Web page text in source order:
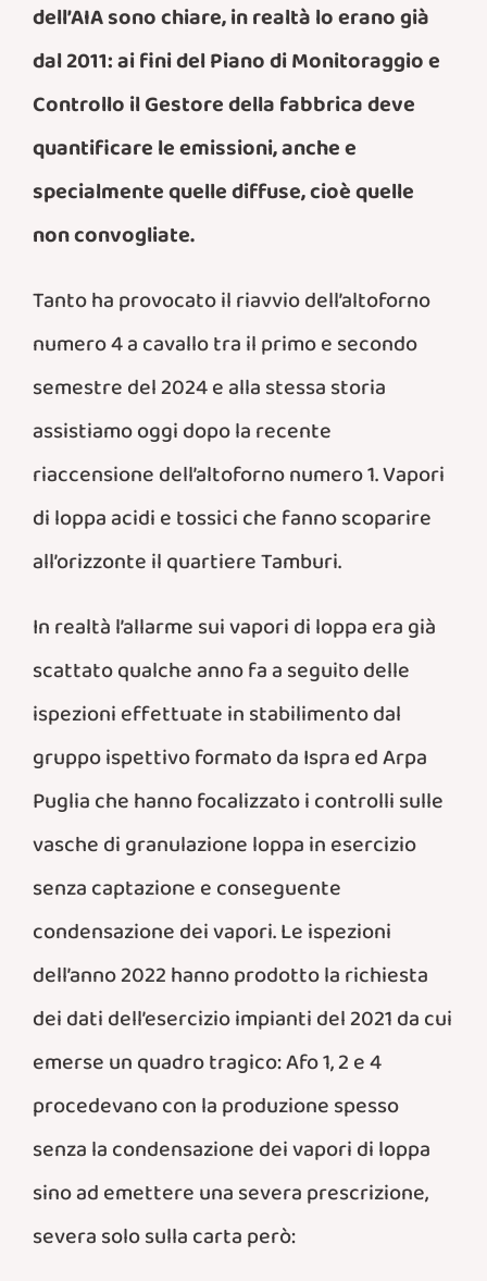
dell’AIA sono chiare, in realtà lo erano già
dal 2011: ai fini del Piano di Monitoraggio e
Controllo il Gestore della fabbrica deve
quantificare le emissioni, anche e
specialmente quelle diffuse, cioè quelle
non convogliate.
Tanto ha provocato il riavvio dell’altoforno
numero 4 a cavallo tra il primo e secondo
semestre del 2024 e alla stessa storia
assistiamo oggi dopo la recente
riaccensione dell’altoforno numero 1. Vapori
di loppa acidi e tossici che fanno scoparire
all’orizzonte il quartiere Tamburi.
In realtà l’allarme sui vapori di loppa era già
scattato qualche anno fa a seguito delle
ispezioni effettuate in stabilimento dal
gruppo ispettivo formato da Ispra ed Arpa
Puglia che hanno focalizzato i controlli sulle
vasche di granulazione loppa in esercizio
senza captazione e conseguente
condensazione dei vapori. Le ispezioni
dell’anno 2022 hanno prodotto la richiesta
dei dati dell’esercizio impianti del 2021 da cui
emerse un quadro tragico: Afo 1, 2 e 4
procedevano con la produzione spesso
senza la condensazione dei vapori di loppa
sino ad emettere una severa prescrizione,
severa solo sulla carta però: